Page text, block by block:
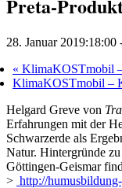
Preta-
28. Januar 2019:18:00
« KlimaKOSTmobil
KlimaKOSTmobil –
Helgard Greve von
Erfahrungen mit der
Schwarzerde als
Natur. Hintergründe
Göttingen-Geismar
> http://